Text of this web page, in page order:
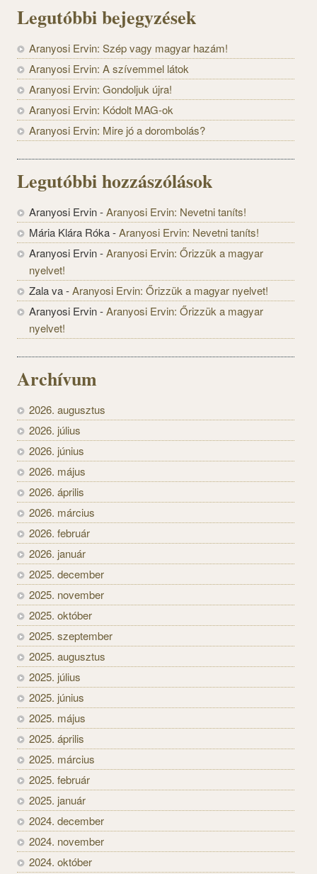
Legutóbbi bejegyzések
Aranyosi Ervin: Szép vagy magyar hazám!
Aranyosi Ervin: A szívemmel látok
Aranyosi Ervin: Gondoljuk újra!
Aranyosi Ervin: Kódolt MAG-ok
Aranyosi Ervin: Mire jó a dorombolás?
Legutóbbi hozzászólások
Aranyosi Ervin-Aranyosi Ervin: Nevetni taníts!
Mária Klára Róka-Aranyosi Ervin: Nevetni taníts!
Aranyosi Ervin-Aranyosi Ervin: Őrizzük a magyar
nyelvet!
Zala va-Aranyosi Ervin: Őrizzük a magyar nyelvet!
Aranyosi Ervin-Aranyosi Ervin: Őrizzük a magyar
nyelvet!
Archívum
2026. augusztus
2026. július
2026. június
2026. május
2026. április
2026. március
2026. február
2026. január
2025. december
2025. november
2025. október
2025. szeptember
2025. augusztus
2025. július
2025. június
2025. május
2025. április
2025. március
2025. február
2025. január
2024. december
2024. november
2024. október